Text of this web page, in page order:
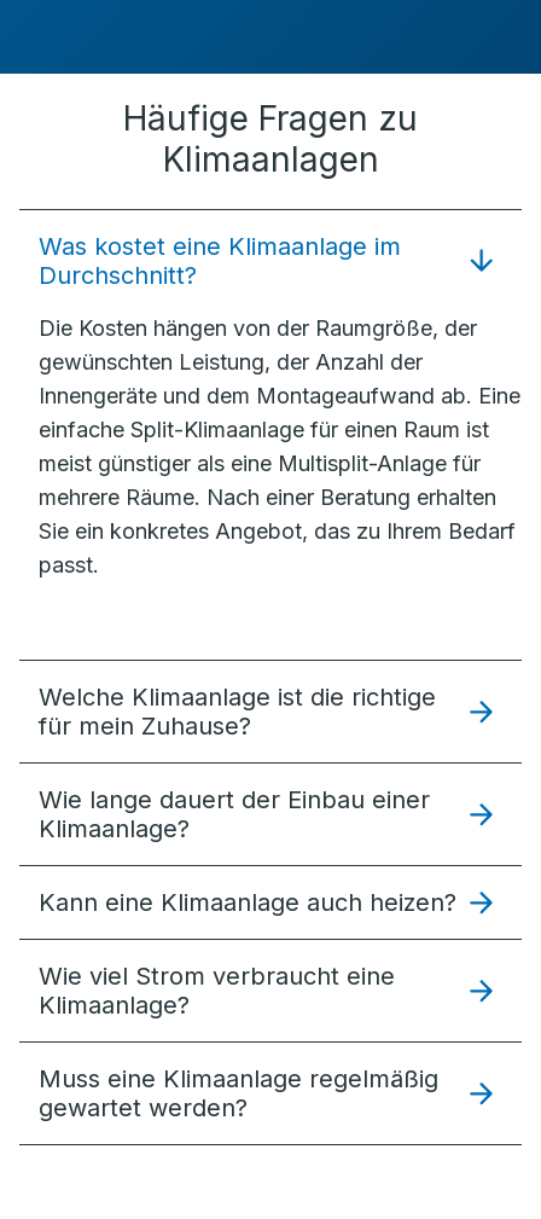
Häufige Fragen zu
Klimaanlagen
Was kostet eine Klimaanlage im
Durchschnitt?
Die Kosten hängen von der Raumgröße, der
gewünschten Leistung, der Anzahl der
Innengeräte und dem Montageaufwand ab. Eine
einfache Split-Klimaanlage für einen Raum ist
meist günstiger als eine Multisplit-Anlage für
mehrere Räume. Nach einer Beratung erhalten
Sie ein konkretes Angebot, das zu Ihrem Bedarf
passt.
Welche Klimaanlage ist die richtige
für mein Zuhause?
Wie lange dauert der Einbau einer
Klimaanlage?
Kann eine Klimaanlage auch heizen?
Wie viel Strom verbraucht eine
Klimaanlage?
Muss eine Klimaanlage regelmäßig
gewartet werden?